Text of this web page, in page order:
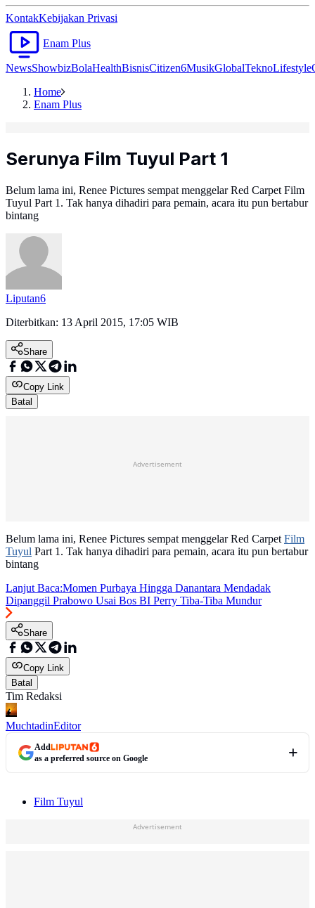
KontakKebijakan Privasi
Enam Plus
NewsShowbizBolaHealthBisnisCitizen6MusikGlobalTeknoLifestyle
Home
Enam Plus
Serunya Film Tuyul Part 1
Belum lama ini, Renee Pictures sempat menggelar Red Carpet Film
Tuyul Part 1. Tak hanya dihadiri para pemain, acara itu pun bertabur
bintang
Liputan6
Diterbitkan: 13 April 2015, 17:05 WIB
Share
Copy Link
Batal
Advertisement
Belum lama ini, Renee Pictures sempat menggelar Red CarpetFilm
Tuyul Part 1. Tak hanya dihadiri para pemain, acara itu pun bertabur
bintang
Lanjut Baca:Momen Purbaya Hingga Danantara Mendadak
Dipanggil Prabowo Usai Bos BI Perry Tiba-Tiba Mundur
Share
Copy Link
Batal
Tim Redaksi
MuchtadinEditor
Add
as a preferred source on Google
Film Tuyul
Advertisement